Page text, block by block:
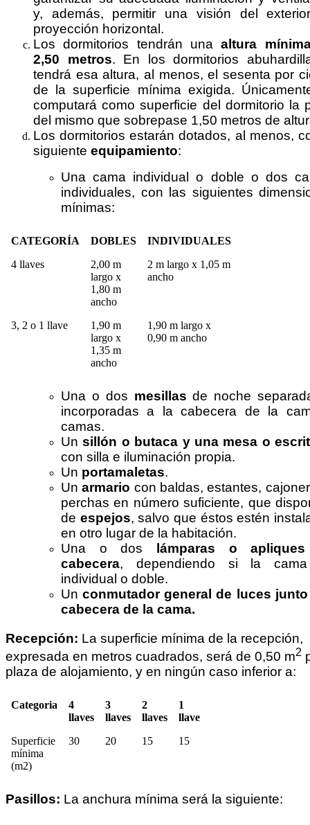
y, además, permitir una visión del
proyección horizontal.
Los dormitorios tendrán unaaltura
2,50 metros. En los dormitorios
tendrá esa altura, al menos, el sesenta por
de la superficie mínima exigida.
computará como superficie del dormitorio la
del mismo que sobrepase 1,50 metros de
Los dormitorios estarán dotados, al menos,
siguiente equipamiento:
Una cama individual o doble o dos
individuales, con las siguientes
mínimas:
CATEGORÍA DOBLES
INDIVIDUALES
4 llaves
2,00 m
largo x
1,80 m
ancho
2 m largo x 1,05 m
ancho
3, 2 o 1 llave
1,90 m
largo x
1,35 m
ancho
1,90 m largo x
0,90 m ancho
Una o dos mesillas de noche
incorporadas a la cabecera de la
camas.
Unsillón o butaca y una mesa o
con silla e iluminación propia.
Un portamaletas.
Unarmario con baldas, estantes,
perchas en número suficiente, que
de espejos, salvo que éstos estén
en otro lugar de la habitación.
Una o dos
lámparas o
cabecera, dependiendo si la
individual o doble.
Unconmutador general de luces
cabecera de la cama.
Recepción: La superficie mínima de la recepción,
expresada en metros cuadrados, será de 0,50 m2
plaza de alojamiento, y en ningún caso inferior a:
Categoria
4
llaves
3
llaves
2
llaves
1
llave
Superficie
mínima
(m2)
30 20 15 15
Pasillos: La anchura mínima será la siguiente: